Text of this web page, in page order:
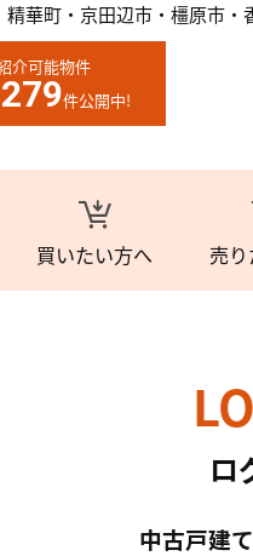
華町・京田辺市・橿原市・
介可能物件
件公開中!
買いたい方へ 売
ロ
中古戸建